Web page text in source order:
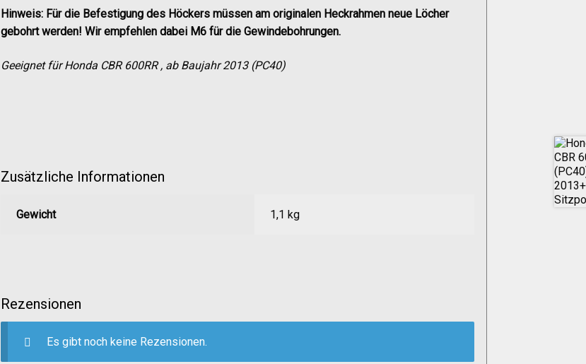
Hinweis: Für die Befestigung des Höckers müssen am originalen Heckrahmen neue Löcher
gebohrt werden! Wir empfehlen dabei M6 für die Gewindebohrungen.
Geeignet für Honda CBR 600RR , ab Baujahr 2013 (PC40)
Zusätzliche Informationen
Gewicht 1,1 kg
Rezensionen
Es gibt noch keine Rezensionen.